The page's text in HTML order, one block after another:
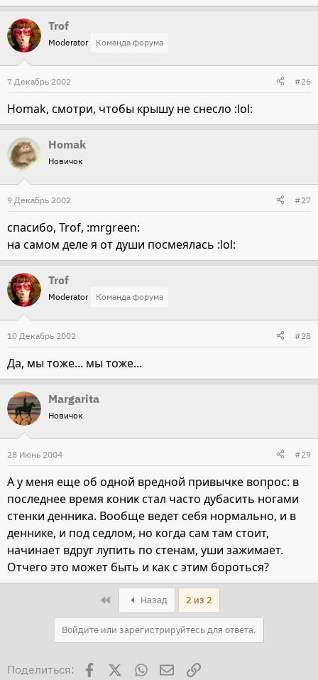
Trof
Moderator Команда форума
7 Декабрь 2002 #26
Homak, смотри, чтобы крышу не снесло :lol:
Homak
Новичок
9 Декабрь 2002 #27
спасибо, Trof, :mrgreen:
на самом деле я от души посмеялась :lol:
Trof
Moderator Команда форума
10 Декабрь 2002 #28
Да, мы тоже... мы тоже...
Margarita
Новичок
28 Июнь 2004 #29
А у меня еще об одной вредной привычке вопрос: в
последнее время коник стал часто дубасить ногами
стенки денника. Вообще ведет себя нормально, и в
деннике, и под седлом, но когда сам там стоит,
начинает вдруг лупить по стенам, уши зажимает.
Отчего это может быть и как с этим бороться?
Назад 2 из 2
Войдите или зарегистрируйтесь для ответа.
Поделиться: Facebook WhatsAppЭлектронная почта
Ссылка